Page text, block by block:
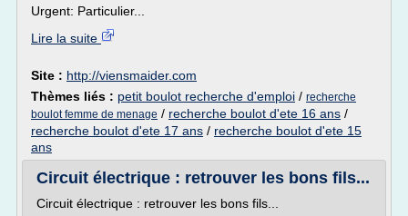
Urgent: Particulier...
Lire la suite
Site : http://viensmaider.com
Thèmes liés : petit boulot recherche d'emploi / recherche
boulot femme de menage / recherche boulot d'ete 16 ans /
recherche boulot d'ete 17 ans / recherche boulot d'ete 15
ans
Circuit électrique : retrouver les bons fils...
Circuit électrique : retrouver les bons fils...